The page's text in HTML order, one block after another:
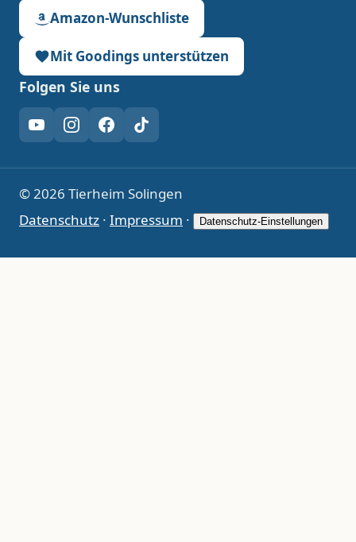
Amazon-Wunschliste
Mit Goodings unterstützen
Folgen Sie uns
YouTubeInstagram
Facebook
TikTok
© 2026 Tierheim Solingen
Datenschutz · Impressum · Datenschutz-Einstellungen